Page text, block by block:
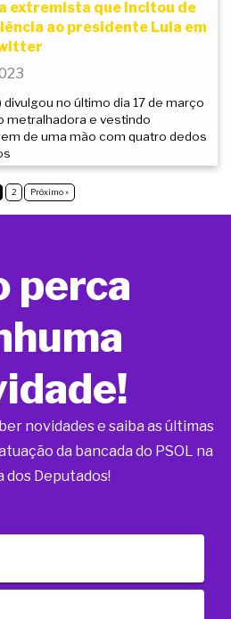
extremista que incitou de
ao presidente Lula em
divulgou no último dia 17 de março
metralhadora e vestindo
de uma mão com quatro dedos
2 Próximo »
perca
novidades e saiba as últimas
da bancada do PSOL na
dos Deputados!